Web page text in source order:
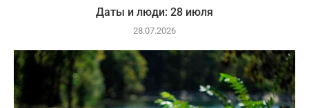
Даты и люди: 28 июля
28.07.2026